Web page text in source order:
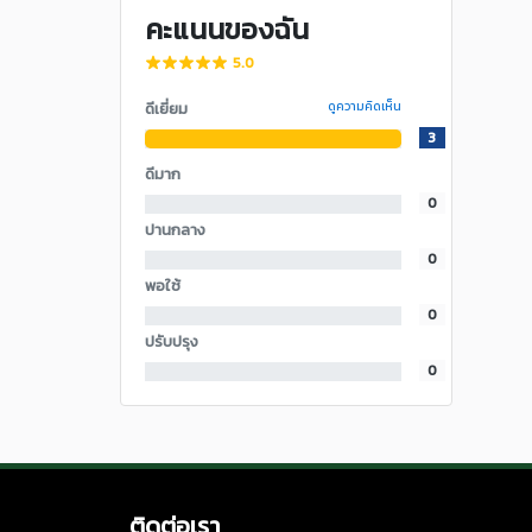
คะแนนของฉัน
5.0
ดีเยี่ยม ดูความคิดเห็น
3
ดีมาก
0
ปานกลาง
0
พอใช้
0
ปรับปรุง
0